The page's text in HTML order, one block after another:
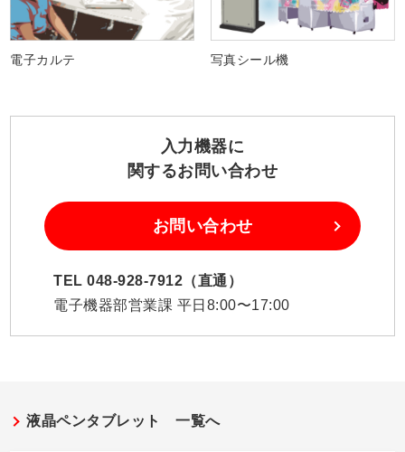
電子カルテ 写真シール機
入力機器に
関するお問い合わせ
お問い合わせ
TEL 048-928-7912（直通）
電子機器部営業課 平日8:00〜17:00
液晶ペンタブレット 一覧へ